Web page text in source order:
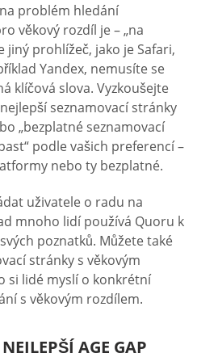
problém hledání
věkový rozdíl je – „na
jiný prohlížeč, jako je Safari,
Yandex, nemusíte se
klíčová slova. Vyzkoušejte
seznamovací stránky
„bezplatné seznamovací
podle vašich preferencí –
nebo ty bezplatné.
uživatele o radu na
mnoho lidí používá Quoru k
poznatků. Můžete také
stránky s věkovým
si lidé myslí o konkrétní
s věkovým rozdílem.
AGE GAP